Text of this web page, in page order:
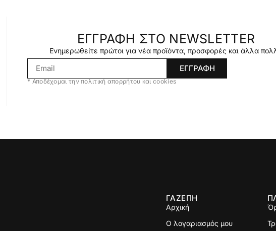
ΕΓΓΡΑΦΗ ΣΤΟ NEWSLETTER
Ενημερωθείτε πρώτοι για νέα προϊόντα, προσφορές και άλλα
ΕΓΓΡΑΦΗ
* Αποδέχομαι την πολιτική απορρήτου και cookies
ΓΑΖΕΠΗ
Αρχική
Ο λογαριασμός μου